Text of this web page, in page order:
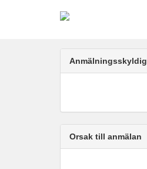
Anmälningsskyldig
Orsak till anmälan